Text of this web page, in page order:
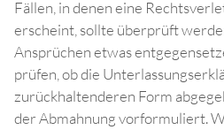
Fällen, in denen eine
erscheint, sollte überprüft
Ansprüchen etwas
prüfen, ob die
zurückhaltenderen Form
der Abmahnung vorformuliert.